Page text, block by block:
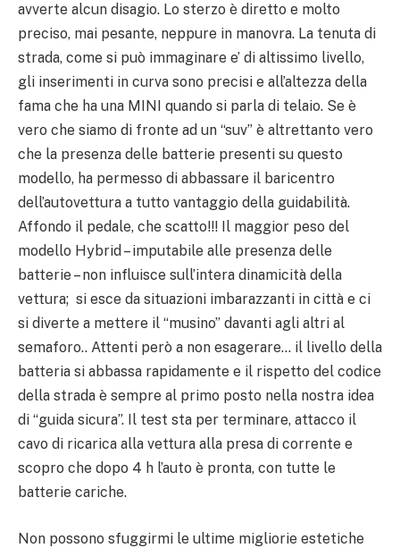
avverte alcun disagio. Lo sterzo è diretto e molto
preciso, mai pesante, neppure in manovra. La tenuta di
strada, come si può immaginare e’ di altissimo livello,
gli inserimenti in curva sono precisi e all’altezza della
fama che ha una MINI quando si parla di telaio. Se è
vero che siamo di fronte ad un “suv” è altrettanto vero
che la presenza delle batterie presenti su questo
modello, ha permesso di abbassare il baricentro
dell’autovettura a tutto vantaggio della guidabilità.
Affondo il pedale, che scatto!!! Il maggior peso del
modello Hybrid – imputabile alle presenza delle
batterie – non influisce sull’intera dinamicità della
vettura; si esce da situazioni imbarazzanti in città e ci
si diverte a mettere il “musino” davanti agli altri al
semaforo.. Attenti però a non esagerare… il livello della
batteria si abbassa rapidamente e il rispetto del codice
della strada è sempre al primo posto nella nostra idea
di “guida sicura”. Il test sta per terminare, attacco il
cavo di ricarica alla vettura alla presa di corrente e
scopro che dopo 4 h l’auto è pronta, con tutte le
batterie cariche.
Non possono sfuggirmi le ultime migliorie estetiche